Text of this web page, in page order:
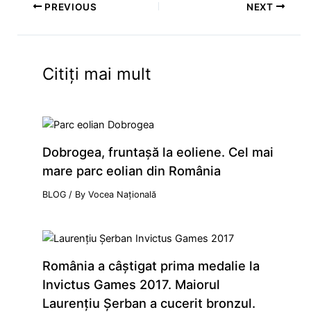
PREVIOUS NEXT
Citiți mai mult
Dobrogea, fruntaşă la eoliene. Cel mai
mare parc eolian din România
BLOG / ByVocea Națională
România a câştigat prima medalie la
Invictus Games 2017. Maiorul
Laurenţiu Şerban a cucerit bronzul.